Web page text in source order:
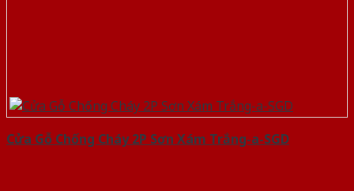
Cửa Gỗ Chống Cháy 2P Sơn Xám Trắng-a-SGD